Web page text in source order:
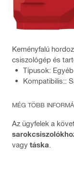
Keményfalú
csiszológép és
Típusok: Egyéb
Kompatibilis::
MÉG TÖBB
Az ügyfelek a
vagy táska